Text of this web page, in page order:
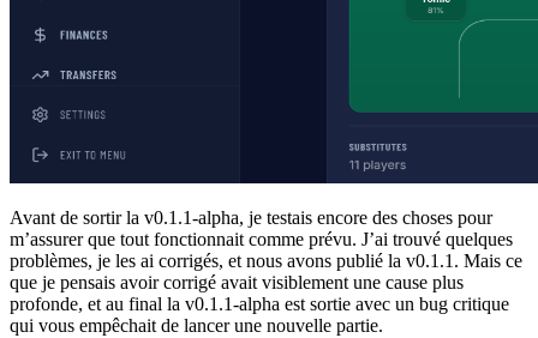
Avant de sortir la v0.1.1-alpha, je testais encore des choses pour
m’assurer que tout fonctionnait comme prévu. J’ai trouvé quelques
problèmes, je les ai corrigés, et nous avons publié la v0.1.1. Mais ce
que je pensais avoir corrigé avait visiblement une cause plus
profonde, et au final la v0.1.1-alpha est sortie avec un bug critique
qui vous empêchait de lancer une nouvelle partie.